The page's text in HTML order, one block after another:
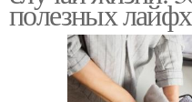
полезных